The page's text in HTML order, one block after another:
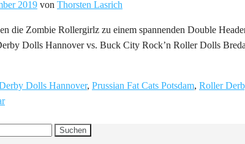
2019 von Thorsten Lasrich
die Zombie Rollergirlz zu einem spannenden Double
Dolls Hannover vs. Buck City Rock’n Roller Dolls
Dolls Hannover, Prussian Fat Cats Potsdam, Roller